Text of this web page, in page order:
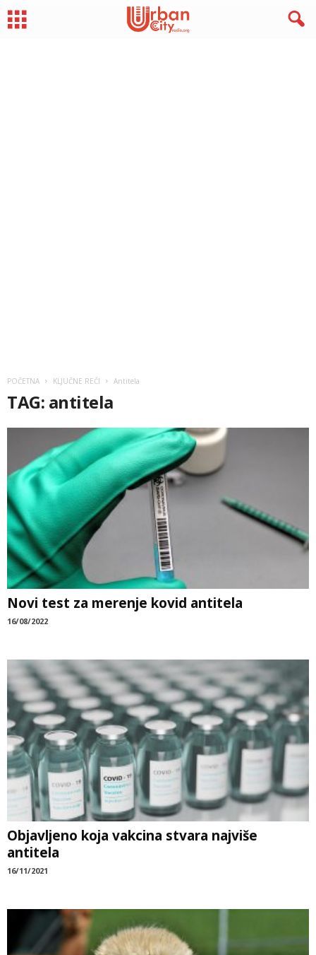
POČETNA KLJUČNE REČI Antitela
TAG: antitela
Novi test za merenje kovid antitela
16/08/2022
Objavljeno koja vakcina stvara najviše
antitela
16/11/2021